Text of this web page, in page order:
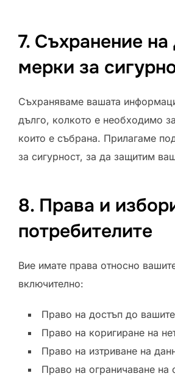
7. Съхранение на
мерки за
Съхраняваме вашата
дълго, колкото е необходимо
които е събрана. Прилагаме
за сигурност, за да защитим
8. Права и
потребителите
Вие имате права относно
включително:
Право на достъп до
Право на коригиране на
Право на изтриване на
Право на ограничаване на